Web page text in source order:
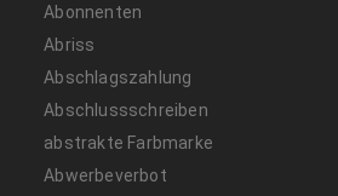
Abonnenten
Abriss
Abschlagszahlung
Abschlussschreiben
abstrakte Farbmarke
Abwerbeverbot